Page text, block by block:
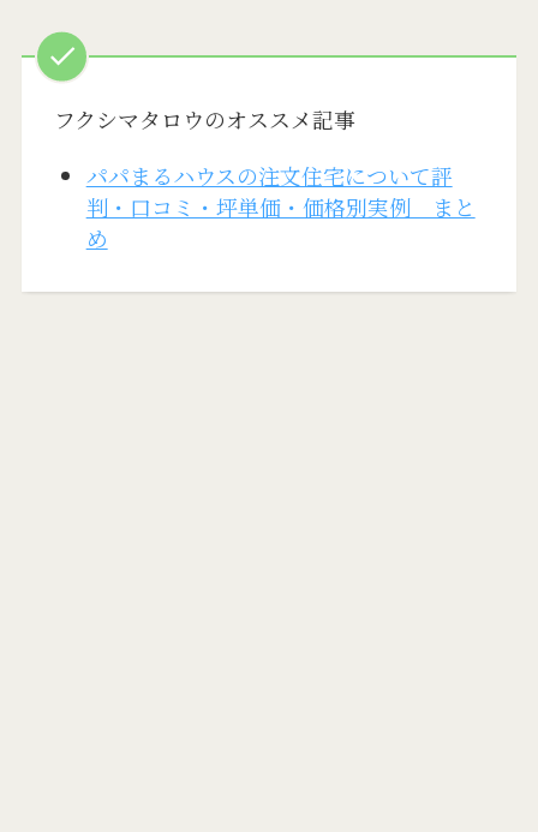
フクシマタロウのオススメ記事
パパまるハウスの注文住宅について評
判・口コミ・坪単価・価格別実例 まと
め